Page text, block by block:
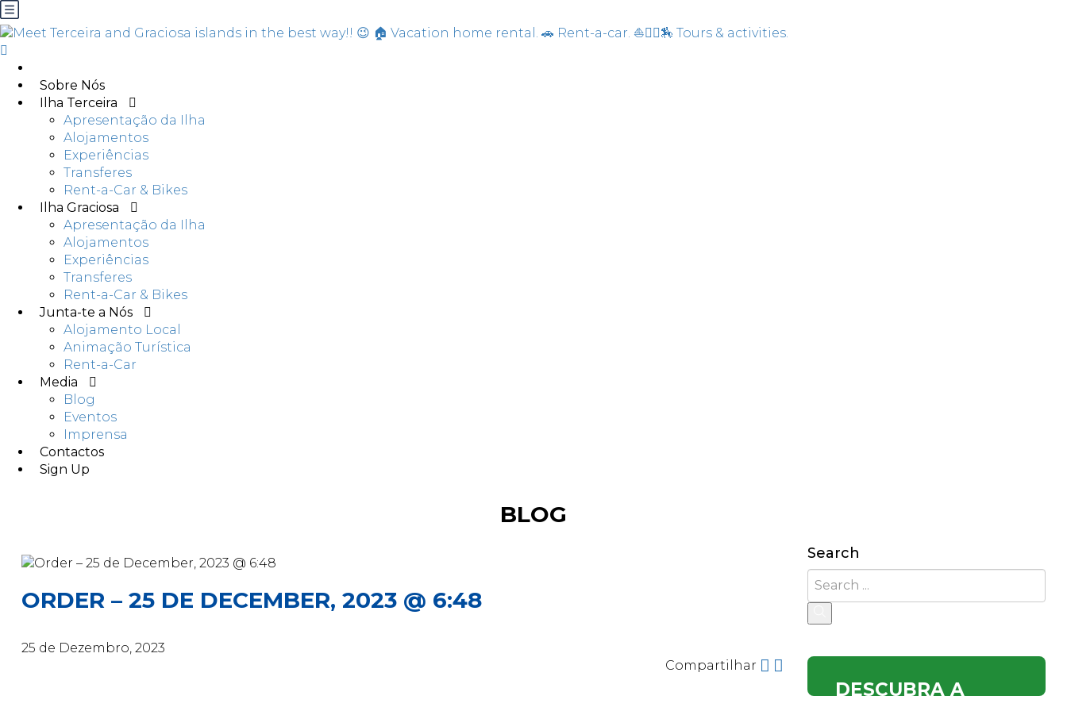
Sobre Nós
Ilha Terceira
Apresentação da Ilha
Alojamentos
Experiências
Transferes
Rent-a-Car & Bikes
Ilha Graciosa
Apresentação da Ilha
Alojamentos
Experiências
Transferes
Rent-a-Car & Bikes
Junta-te a Nós
Alojamento Local
Animação Turística
Rent-a-Car
Media
Blog
Eventos
Imprensa
Contactos
Sign Up
BLOG
ORDER – 25 DE DECEMBER, 2023 @ 6:48
25 de Dezembro, 2023
Compartilhar
Search
DESCUBRA A